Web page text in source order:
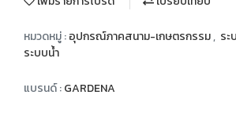
หมวดหมู่ :อุปกรณ์ภาคสนาม-เกษตรกรรม, ระ
ระบบน้ำ
แบรนด์ :GARDENA